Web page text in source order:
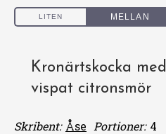
Kronärtskocka med
vispat citronsmör
Skribent: Åse Portioner: 4